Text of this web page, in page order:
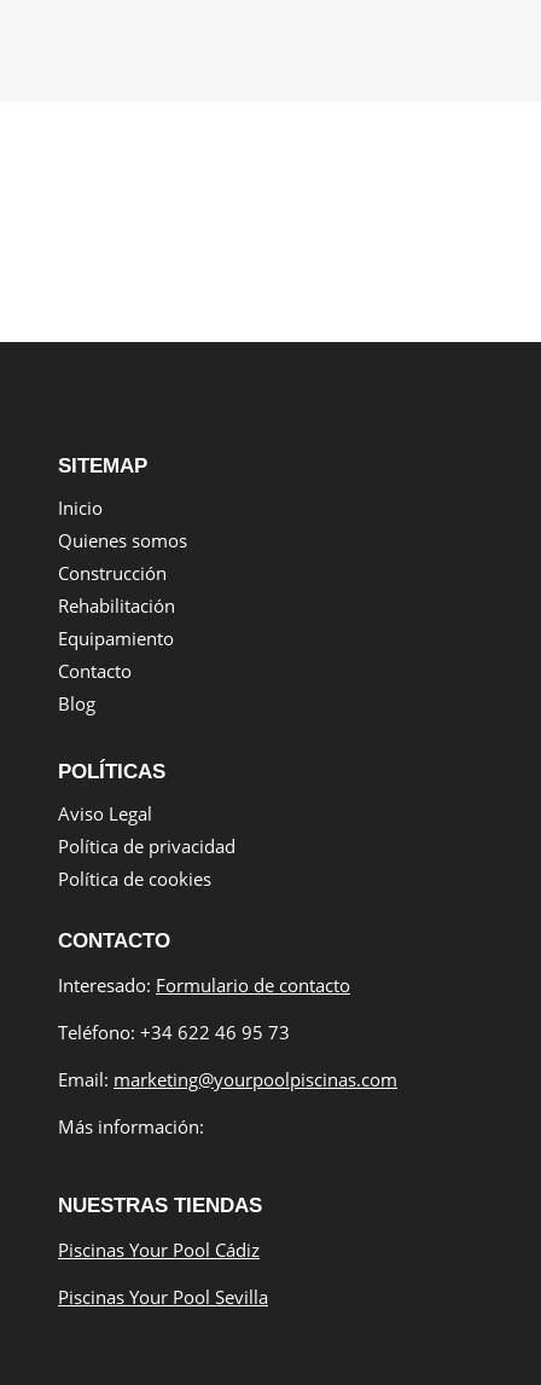
SITEMAP
Inicio
Quienes somos
Construcción
Rehabilitación
Equipamiento
Contacto
Blog
POLÍTICAS
Aviso Legal
Política de privacidad
Política de cookies
CONTACTO
Interesado: Formulario de contacto
Teléfono: +34 622 46 95 73
Email: marketing@yourpoolpiscinas.com
Más información:
NUESTRAS TIENDAS
Piscinas Your Pool Cádiz
Piscinas Your Pool Sevilla